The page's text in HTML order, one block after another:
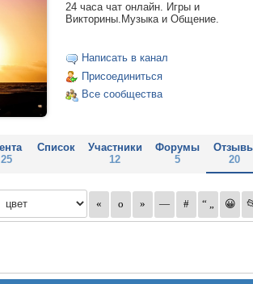
24 часа чат онлайн. Игры и
Викторины.Музыка и Общение.
Написать в канал
Присоединиться
Все сообщества
25
Список
Участники
12
Форумы
5
20